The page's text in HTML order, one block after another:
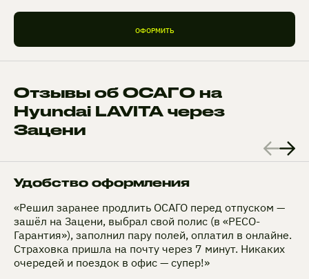
ОФОРМИТЬ
Отзывы об ОСАГО на
Hyundai LAVITA через
Зацени
Удобство оформления
«Решил заранее продлить ОСАГО перед отпуском —
зашёл на Зацени, выбрал свой полис (в «РЕСО-
Гарантия»), заполнил пару полей, оплатил в онлайне.
Страховка пришла на почту через 7 минут. Никаких
очередей и поездок в офис — супер!»